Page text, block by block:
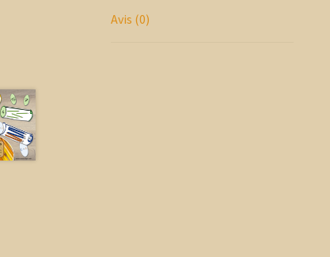
Avis (0)